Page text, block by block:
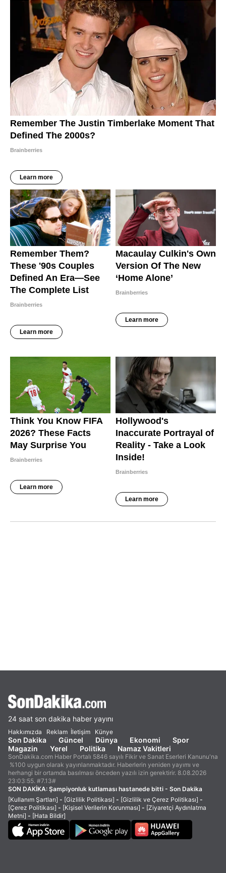
24 saat son dakika haber yayını
Hakkımızda Reklam İletişim Künye
Son Dakika Güncel Dünya Ekonomi
Spor
Magazin
Yerel Politika Namaz Vakitleri
SonDakika.com Haber Portalı 5846 sayılı Fikir ve Sanat Eserleri Kanunu'na
%100 uygun olarak yayınlanmaktadır. Haberlerin yeniden yayımı ve
herhangi bir ortamda basılması önceden yazılı izin gerektirir. 8.08.2026
23:03:55. #7.13#
SON DAKİKA: Şampiyonluk kutlaması hastanede bitti - Son Dakika
[Kullanım Şartları] - [Gizlilik Politikası] - [Gizlilik ve Çerez Politikası] -
[Çerez Politikası] - [Kişisel Verilerin Korunması] - [Ziyaretçi Aydınlatma
Metni] - [Hata Bildir]